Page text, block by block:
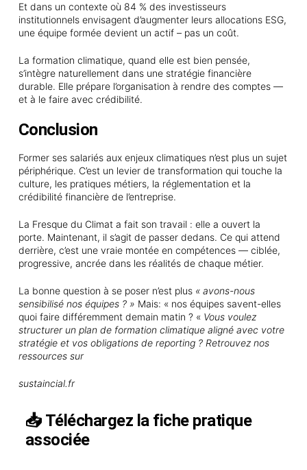
Et dans un contexte où 84 % des investisseurs
institutionnels envisagent d’augmenter leurs allocations ESG,
une équipe formée devient un actif – pas un coût.
La formation climatique, quand elle est bien pensée,
s’intègre naturellement dans une stratégie financière
durable. Elle prépare l’organisation à rendre des comptes —
et à le faire avec crédibilité.
Conclusion
Former ses salariés aux enjeux climatiques n’est plus un sujet
périphérique. C’est un levier de transformation qui touche la
culture, les pratiques métiers, la réglementation et la
crédibilité financière de l’entreprise.
La Fresque du Climat a fait son travail : elle a ouvert la
porte. Maintenant, il s’agit de passer dedans. Ce qui attend
derrière, c’est une vraie montée en compétences — ciblée,
progressive, ancrée dans les réalités de chaque métier.
La bonne question à se poser n’est plus « avons-nous
sensibilisé nos équipes ? » Mais: « nos équipes savent-elles
quoi faire différemment demain matin ? « Vous voulez
structurer un plan de formation climatique aligné avec votre
stratégie et vos obligations de reporting ? Retrouvez nos
ressources sur
sustaincial.fr
📥 Téléchargez la fiche pratique
associée